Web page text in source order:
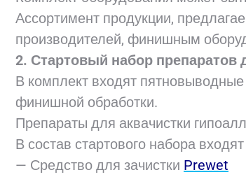
Ассортимент продукции,
производителей, финишным
2. Стартовый набор препаратов
В комплект входят пятновыводные
финишной обработки.
Препараты для аквачистки
В состав стартового набора
— Средство для зачистки Prewet